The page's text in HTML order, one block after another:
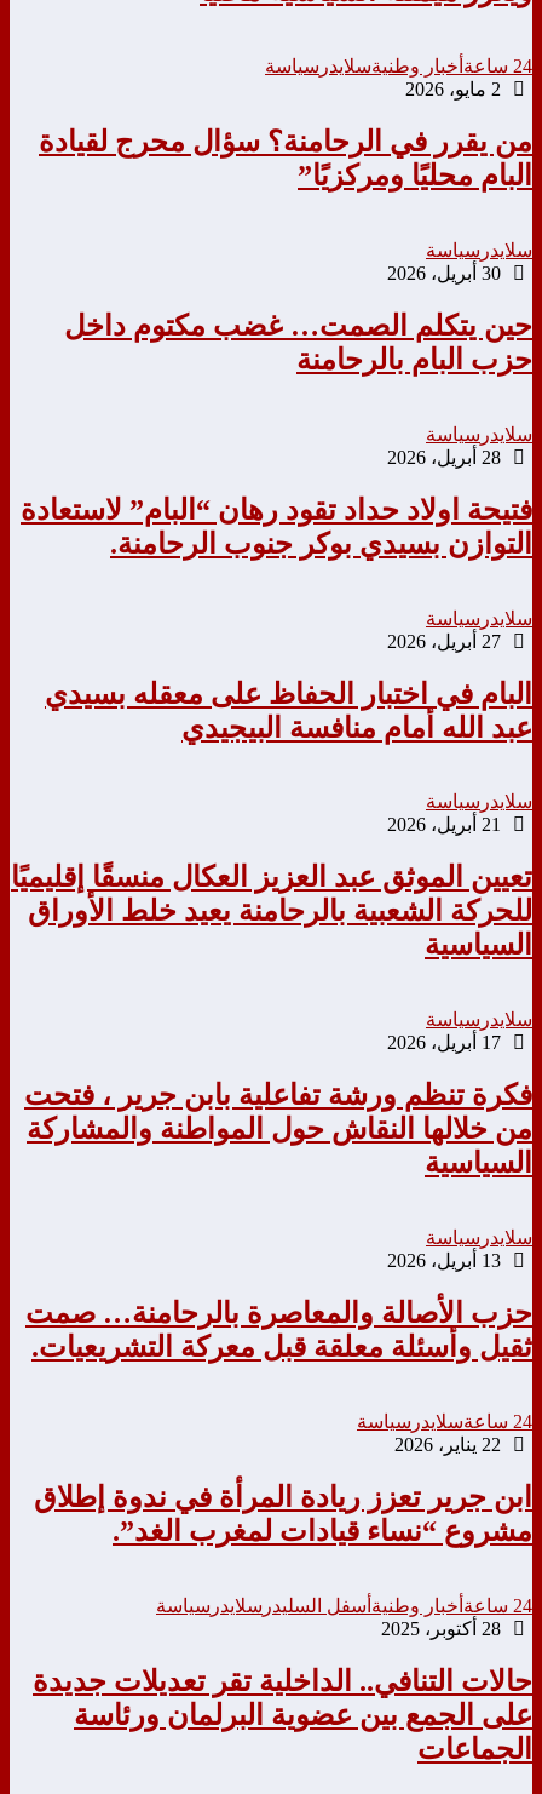
24 ساعة أخبار وطنيةسلايدر سياسة
من يقرر في الرحامنة؟ سؤال محرج لقيادة
البام محليًا ومركزيًا”
سلايدر سياسة
30 أبريل، 2026
حين يتكلم الصمت… غضب مكتوم داخل
حزب البام بالرحامنة
سلايدر سياسة
28 أبريل، 2026
فتيحة اولاد حداد تقود رهان “البام” لاستعادة
التوازن بسيدي بوكر جنوب الرحامنة.
سلايدر سياسة
27 أبريل، 2026
البام في اختبار الحفاظ على معقله بسيدي
عبد الله أمام منافسة البيجيدي
سلايدر سياسة
تعيين الموثق عبد العزيز العكال منسقًا إقليميًا
للحركة الشعبية بالرحامنة يعيد خلط الأوراق
السياسية
سلايدر سياسة
17 أبريل، 2026
فكرة تنظم ورشة تفاعلية بابن جرير ، فتحت
من خلالها النقاش حول المواطنة والمشاركة
السياسية
سلايدر سياسة
13 أبريل، 2026
حزب الأصالة والمعاصرة بالرحامنة… صمت
ثقيل وأسئلة معلقة قبل معركة التشريعيات.
24 ساعة سلايدر سياسة
ابن جرير تعزز ريادة المرأة في ندوة إطلاق
مشروع “نساء قيادات لمغرب الغد”.
24 ساعة أخبار وطنية أسفل السليدر سلايدر سياسة
28 أكتوبر، 2025
حالات التنافي.. الداخلية تقر تعديلات جديدة
على الجمع بين عضوية البرلمان ورئاسة
الجماعات